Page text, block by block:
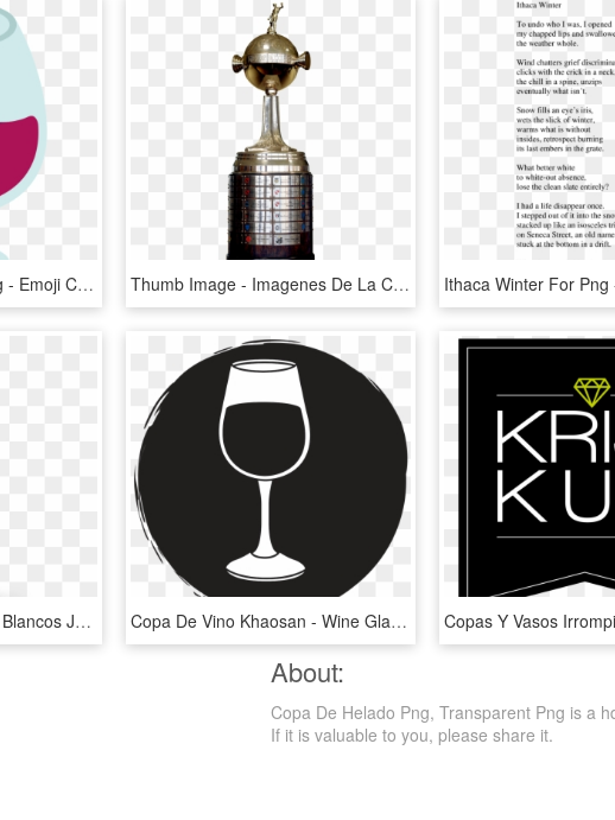
File - Emoji U1f377 - Svg - Emoji Copa De Vino, HD Png Download Thumb Image - Imagenes De La Copa Libertadores 2019, HD Png Download
Superleggero Riesling Y Blancos Jóvenes - Champagne Stemware, HD Png Download Copa De Vino Khaosan - Wine Glass, HD Png Download
About:
Copa De Helado Png, Transparent Png is a
If it is valuable to you, please share it.